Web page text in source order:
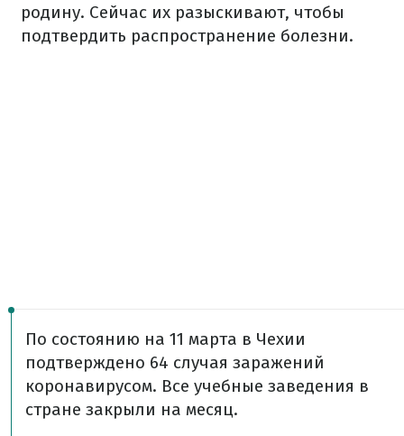
родину. Сейчас их разыскивают, чтобы
подтвердить распространение болезни.
По состоянию на 11 марта в Чехии
подтверждено 64 случая заражений
коронавирусом. Все учебные заведения в
стране закрыли на месяц.